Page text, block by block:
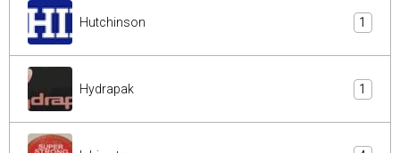
Hutchinson 1
Hydrapak 1